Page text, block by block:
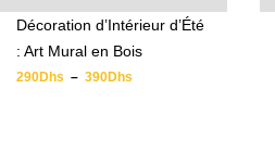
Décoration d’Intérieur d’Été
: Art Mural en Bois
290Dhs – 390Dhs